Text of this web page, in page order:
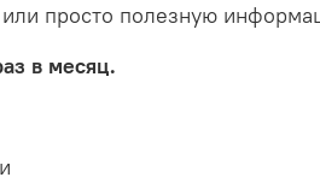
просто полезную
в месяц.